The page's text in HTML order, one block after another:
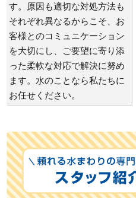
す。原因も適切な対処方法も
それぞれ異なるからこそ、お
客様とのコミュニケーション
を大切にし、ご要望に寄り添
った柔軟な対応で解決に努め
ます。水のことなら私たちに
お任せください。